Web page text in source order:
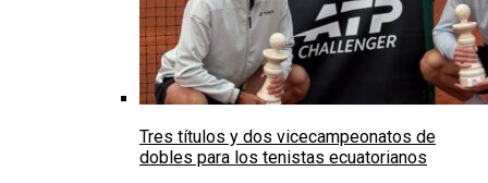
Tres títulos y dos vicecampeonatos de
dobles para los tenistas ecuatorianos